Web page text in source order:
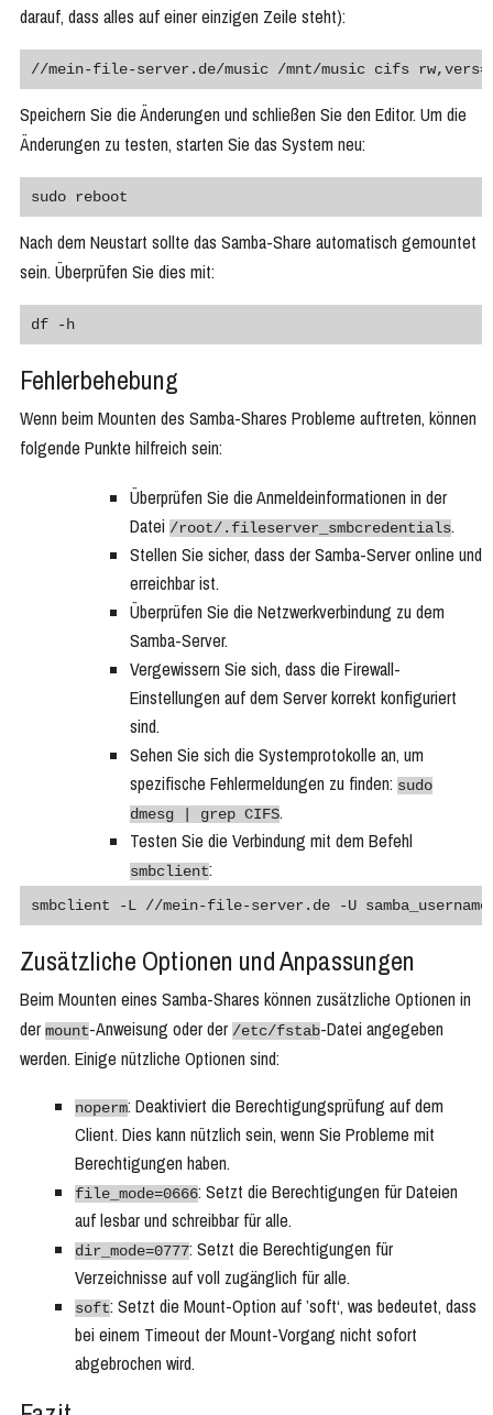
darauf, dass alles auf einer einzigen Zeile steht):
//mein-file-server.de/music /mnt/music cifs
Speichern Sie die Änderungen und schließen Sie den Editor. Um die
Änderungen zu testen, starten Sie das System neu:
sudo reboot
Nach dem Neustart sollte das Samba-Share automatisch gemountet
sein. Überprüfen Sie dies mit:
df -h
Fehlerbehebung
Wenn beim Mounten des Samba-Shares Probleme auftreten, können
folgende Punkte hilfreich sein:
Überprüfen Sie die Anmeldeinformationen in der
Datei /root/.fileserver_smbcredentials.
Stellen Sie sicher, dass der Samba-Server online und
erreichbar ist.
Überprüfen Sie die Netzwerkverbindung zu dem
Samba-Server.
Vergewissern Sie sich, dass die Firewall-
Einstellungen auf dem Server korrekt konfiguriert
sind.
Sehen Sie sich die Systemprotokolle an, um
spezifische Fehlermeldungen zu finden: sudo
dmesg | grep CIFS.
Testen Sie die Verbindung mit dem Befehl
smbclient:
smbclient -L //mein-file-server.de -U samba_username
Zusätzliche Optionen und Anpassungen
Beim Mounten eines Samba-Shares können zusätzliche Optionen in
der mount-Anweisung oder der /etc/fstab-Datei angegeben
werden. Einige nützliche Optionen sind:
noperm: Deaktiviert die Berechtigungsprüfung auf dem
Client. Dies kann nützlich sein, wenn Sie Probleme mit
Berechtigungen haben.
file_mode=0666: Setzt die Berechtigungen für Dateien
auf lesbar und schreibbar für alle.
dir_mode=0777: Setzt die Berechtigungen für
Verzeichnisse auf voll zugänglich für alle.
soft: Setzt die Mount-Option auf ’soft‘, was bedeutet, dass
bei einem Timeout der Mount-Vorgang nicht sofort
abgebrochen wird.